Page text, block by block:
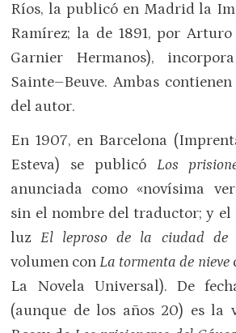
Ríos, la publicó en Madrid la
Ramírez; la de 1891, por
Garnier Hermanos),
Sainte–Beuve. Ambas
del autor.
En 1907, en Barcelona
Esteva) se publicó Los
anunciada como «novísima
sin el nombre del traductor; y el
luz El leproso de la ciudad de
volumen conLa tormenta de nieve
La Novela Universal). De
(aunque de los años 20) es la